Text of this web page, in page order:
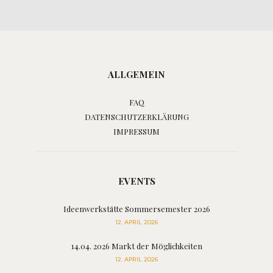
ALLGEMEIN
FAQ
DATENSCHUTZERKLÄRUNG
IMPRESSUM
EVENTS
Ideenwerkstätte Sommersemester 2026
12. APRIL 2026
14.04. 2026 Markt der Möglichkeiten
12. APRIL 2026